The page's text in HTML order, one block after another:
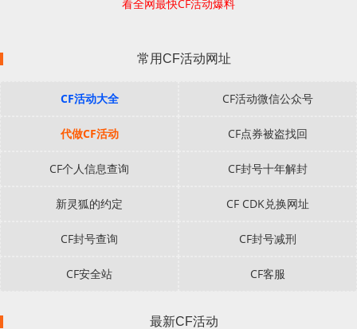
看全网最快CF活动爆料
常用CF活动网址
CF活动大全 CF活动微信公众号
代做CF活动 CF点券被盗找回
CF个人信息查询 CF封号十年解封
新灵狐的约定 CF CDK兑换网址
CF封号查询 CF封号减刑
CF安全站 CF客服
最新CF活动